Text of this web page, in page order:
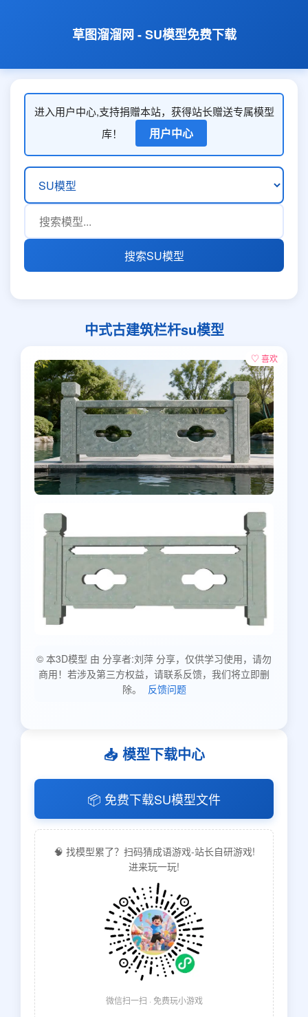
草图溜溜网 - SU模型免费下载
进入用户中心,支持捐赠本站，获得站长赠送专属模型
库！
用户中心
搜索SU模型
中式古建筑栏杆su模型
♡ 喜欢
© 本3D模型 由 分享者:刘萍 分享，仅供学习使用，请勿
商用！若涉及第三方权益，请联系反馈，我们将立即删
除。
反馈问题
📥 模型下载中心
📦 免费下载SU模型文件
🧠 找模型累了？扫码猜成语游戏-站长自研游戏!
进来玩一玩!
微信扫一扫 · 免费玩小游戏